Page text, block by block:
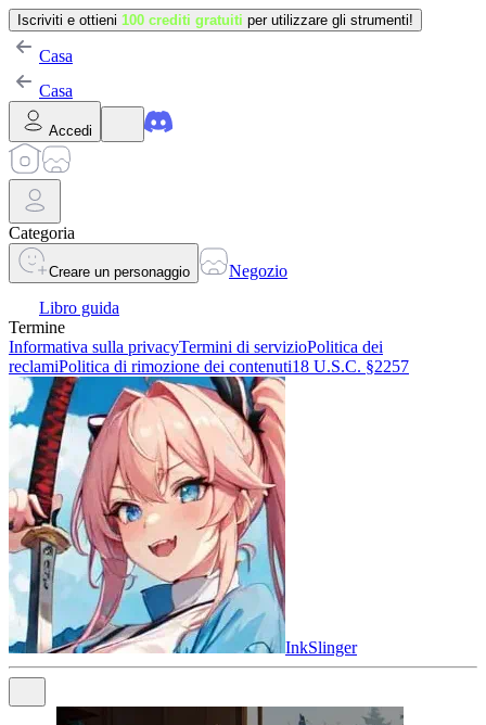
Iscriviti e ottieni 100 crediti gratuiti per utilizzare gli strumenti!
Casa
Casa
Accedi
Categoria
Creare un personaggio
Negozio
Libro guida
Termine
Informativa sulla privacyTermini di servizioPolitica dei
reclamiPolitica di rimozione dei contenuti18 U.S.C. §2257
InkSlinger